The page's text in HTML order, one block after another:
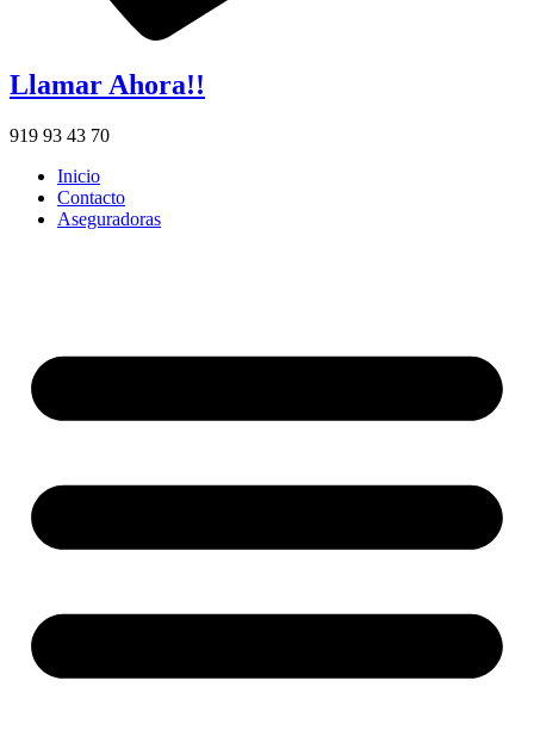
Llamar Ahora!!
919 93 43 70
Inicio
Contacto
Aseguradoras